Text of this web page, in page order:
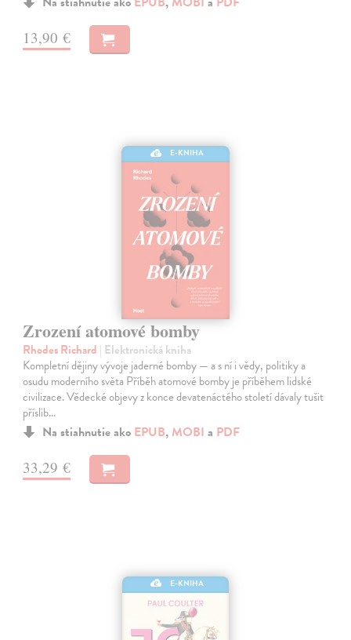
13,90 €
E-KNIHA
Zrození atomové bomby
Rhodes Richard | Elektronická kniha
Kompletní dějiny vývoje jaderné bomby — a s ní i vědy, politiky a
osudu moderního světa Příběh atomové bomby je příběhem lidské
civilizace. Vědecké objevy z konce devatenáctého století dávaly tušit
příslib…
Na stiahnutie ako EPUB, MOBI a PDF
33,29 €
E-KNIHA